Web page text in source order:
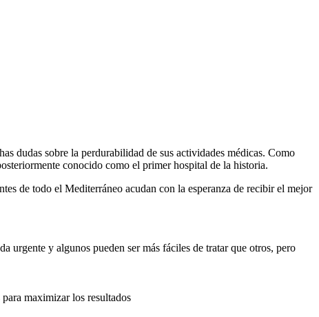
dudas sobre la perdurabilidad de sus actividades médicas. Como
conocido como el primer hospital de la historia.
de todo el Mediterráneo acudan con la esperanza de recibir el mejor
urgente y algunos pueden ser más fáciles de tratar que otros, pero
maximizar los resultados